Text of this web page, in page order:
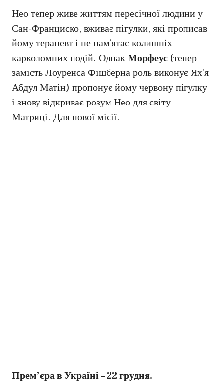
Нео тепер живе життям пересічної людини у
Сан-Франциско, вживає пігулки, які прописав
йому терапевт і не пам’ятає колишніх
карколомних подій. ОднакМорфеус (тепер
замість Лоуренса Фішберна роль виконує Ях’я
Абдул Матін) пропонує йому червону пігулку
і знову відкриває розум Нео для світу
Матриці. Для нової місії.
Прем’єра в Україні – 22 грудня.